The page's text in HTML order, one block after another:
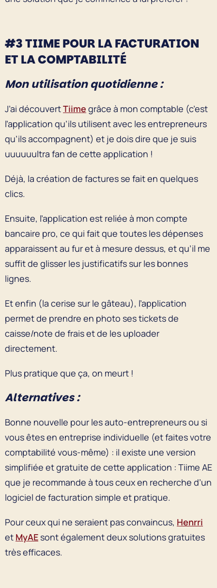
#3 TIIME POUR LA FACTURATION
ET LA COMPTABILITÉ
Mon utilisation quotidienne :
J’ai découvertTiime grâce à mon comptable (c’est
l’application qu’ils utilisent avec les entrepreneurs
qu’ils accompagnent) et je dois dire que je suis
uuuuuultra fan de cette application !
Déjà, la création de factures se fait en quelques
clics.
Ensuite, l’application est reliée à mon compte
bancaire pro, ce qui fait que toutes les dépenses
apparaissent au fur et à mesure dessus, et qu’il me
suffit de glisser les justificatifs sur les bonnes
lignes.
Et enfin (la cerise sur le gâteau), l’application
permet de prendre en photo ses tickets de
caisse/note de frais et de les uploader
directement.
Plus pratique que ça, on meurt !
Alternatives :
Bonne nouvelle pour les auto-entrepreneurs ou si
vous êtes en entreprise individuelle (et faites votre
comptabilité vous-même) : il existe une version
simplifiée et gratuite de cette application : Tiime AE
que je recommande à tous ceux en recherche d’un
logiciel de facturation simple et pratique.
Pour ceux qui ne seraient pas convaincus, Henrri
et MyAE sont également deux solutions gratuites
très efficaces.